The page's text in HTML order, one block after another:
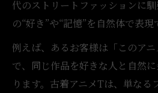
なし術
古着アニメTを今っぽ
ツ
ストリート感を出す古
古着アニメTコーデで
代のストリートファッションに
の“好き”や“記憶”を自然体で表現
例えば、あるお客様は「このア
で、同じ作品を好きな人と自然
ります。古着アニメTは、単なる